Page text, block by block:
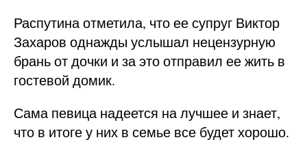
Распутина отметила, что ее супруг Виктор
Захаров однажды услышал нецензурную
брань от дочки и за это отправил ее жить в
гостевой домик.
Сама певица надеется на лучшее и знает,
что в итоге у них в семье все будет хорошо.